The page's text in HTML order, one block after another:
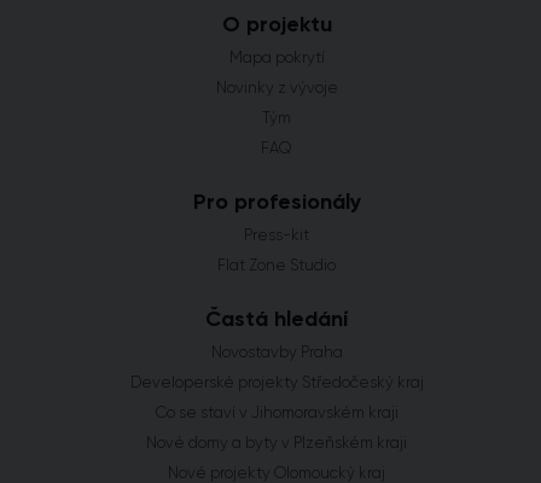
O projektu
Mapa pokrytí
Novinky z vývoje
Tým
FAQ
Pro profesionály
Press-kit
Flat Zone Studio
Častá hledání
Novostavby Praha
Developerské projekty Středočeský kraj
Co se staví v Jihomoravském kraji
Nové domy a byty v Plzeňském kraji
Nové projekty Olomoucký kraj